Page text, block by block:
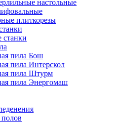
настольные
плиткорезы
станки
пила Бош
пила Интерскол
пила Штурм
пила Энергомаш